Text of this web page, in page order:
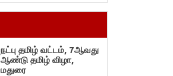
நட்பு தமிழ் வட்டம், 7ஆவது
ஆண்டு தமிழ் விழா,
மதுரை